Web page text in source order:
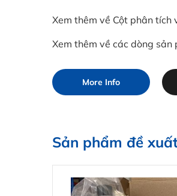
Xem thêm về Cột phân
Xem thêm về các dòng
More Info
Sản phẩm đề